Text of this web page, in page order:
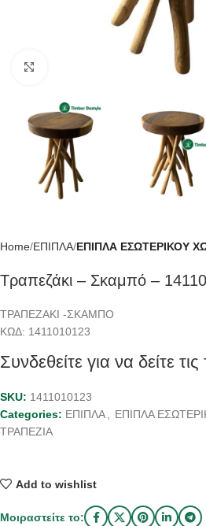
Home ΕΠΙΠΛΑ ΕΠΙΠΛΑ ΕΣΩΤΕΡΙΚΟΥ
Τραπεζάκι – Σκαμπό –
ΤΡΑΠΕΖΑΚΙ -ΣΚΑΜΠΟ
ΚΩΔ: 1411010123
Συνδεθείτε για να δείτε τις
SKU: 1411010123
Categories: ΕΠΙΠΛΑ, ΕΠΙΠΛΑ
ΤΡΑΠΕΖΙΑ
Add to wishlist
Μοιραστείτε το: